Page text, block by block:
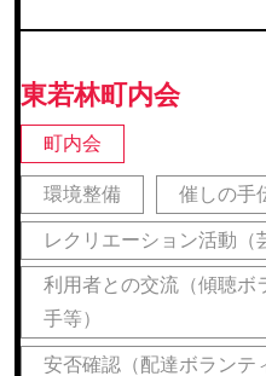
東若林町内会
町内会
環境整備 催しの手
レクリエーション活動（
利用者との交流（傾聴ボ
手等）
安否確認（配達ボランテ